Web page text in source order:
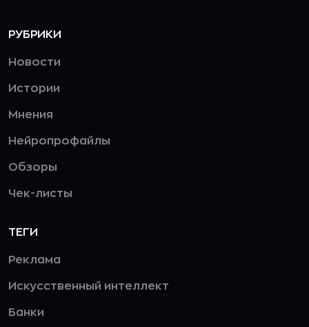
РУБРИКИ
Новости
Истории
Мнения
Нейропрофайлы
Обзоры
Чек-листы
ТЕГИ
Реклама
Искусственный интеллект
Банки